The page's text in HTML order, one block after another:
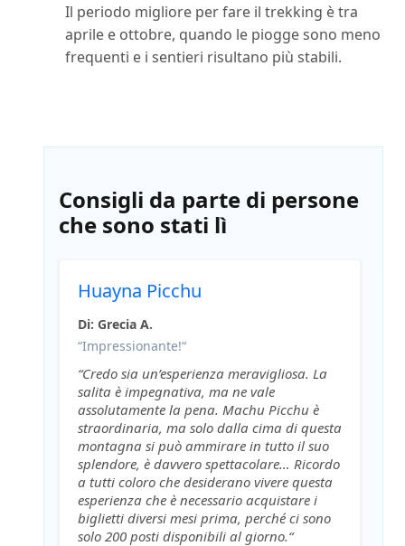
Il periodo migliore per fare il trekking è tra
aprile e ottobre, quando le piogge sono meno
frequenti e i sentieri risultano più stabili.
Consigli da parte di persone
che sono stati lì
Huayna Picchu
Di: Grecia A.
“Impressionante!“
“Credo sia un’esperienza meravigliosa. La
salita è impegnativa, ma ne vale
assolutamente la pena. Machu Picchu è
straordinaria, ma solo dalla cima di questa
montagna si può ammirare in tutto il suo
splendore, è davvero spettacolare… Ricordo
a tutti coloro che desiderano vivere questa
esperienza che è necessario acquistare i
biglietti diversi mesi prima, perché ci sono
solo 200 posti disponibili al giorno.“